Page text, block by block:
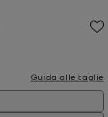
Guida alle taglie